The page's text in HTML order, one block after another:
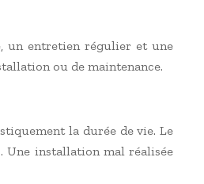
un entretien régulier et une
ou de maintenance.
la durée de vie. Le
Une installation mal réalisée